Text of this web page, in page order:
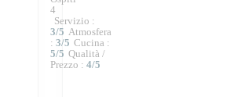
4
Servizio :
3/5 Atmosfera
: 3/5 Cucina :
5/5 Qualità /
Prezzo : 4/5